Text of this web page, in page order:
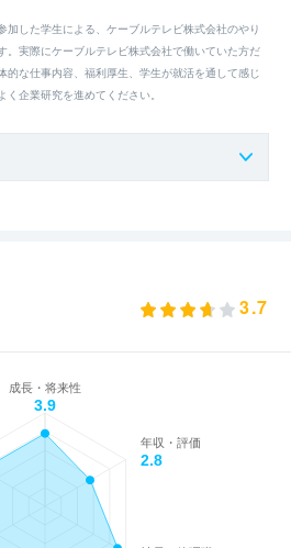
加した学生による、ケーブルテレビ株式会社のやり
。実際にケーブルテレビ株式会社で働いていた方だ
的な仕事内容、福利厚生、学生が就活を通して感じ
企業研究を進めてください。
3.7
成長・将来性
3.9
年収・評価
2.8